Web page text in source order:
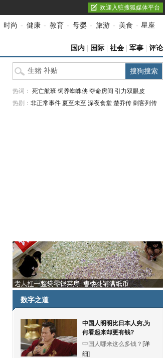
欢迎入驻搜狐媒体平台
时尚 - 健康 - 教育 - 母婴 - 旅游 - 美食 - 星座
国内 国际 社会 军事 评论
热词： 死亡航班 饲养蜘蛛侠 夺命房间 引力双眼皮
热剧： 非正常事件 夏至未至 深夜食堂 楚乔传 刺客列传
数字之道
中国人明明比日本人穷,为
何看起来却更有钱?
中国人哪来这么多钱？[详
细]